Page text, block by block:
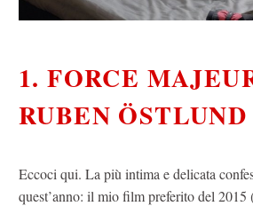
1. FORCE
RUBEN ÖSTLUND
Eccoci qui. La più intima e delicata
quest’anno: il mio film preferito del 2015